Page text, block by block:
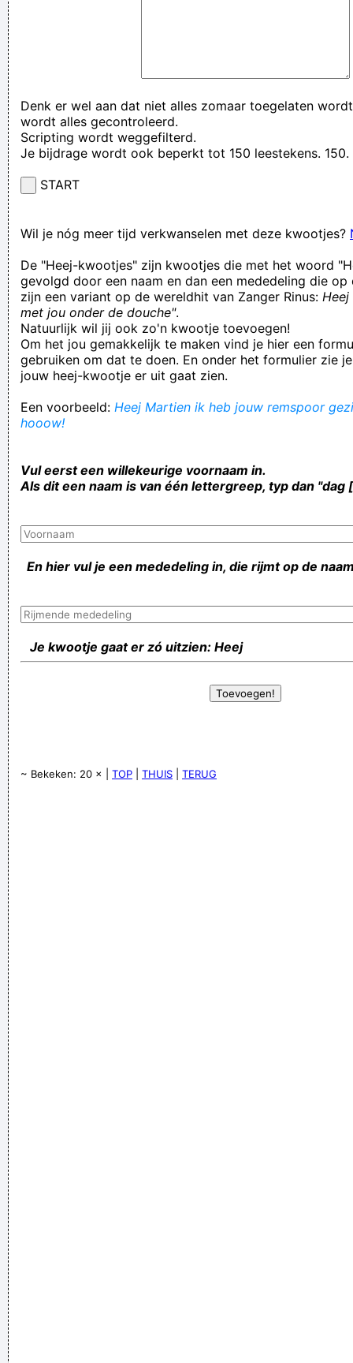
Denk er wel aan dat niet alles zomaar toegelaten
wordt alles gecontroleerd.
Scripting wordt weggefilterd.
Je bijdrage wordt ook beperkt tot 150 leestekens. 150.
START
Wil je nóg meer tijd verkwanselen met deze kwootjes?
De "Heej-kwootjes" zijn kwootjes die met het woord
gevolgd door een naam en dan een mededeling die op
zijn een variant op de wereldhit van Zanger Rinus:
met jou onder de douche".
Natuurlijk wil jij ook zo'n kwootje toevoegen!
Om het jou gemakkelijk te maken vind je hier een
gebruiken om dat te doen. En onder het formulier zie
jouw heej-kwootje er uit gaat zien.
Een voorbeeld: Heej Martien ik heb jouw remspoor
hooow!
Vul eerst een willekeurige voornaam in.
Als dit een naam is van één lettergreep, typ dan "dag
En hier vul je een mededeling in, die rijmt op de
Je kwootje gaat er zó uitzien: Heej
~ Bekeken: 20 × | TOP THUIS TERUG